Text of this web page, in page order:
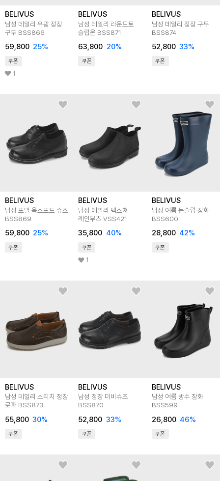
BELIVUS
남성 데일리 유광 정장
구두 BSS866
59,800 25%
쿠폰
1
BELIVUS
남성 데일리 라운드토
슬립온 BSS871
63,800 20%
쿠폰
BELIVUS
남성 데일리 정장 구두
BSS874
52,800 33%
쿠폰
BELIVUS
남성 포멀 옥스포드 슈즈
BSS869
59,800 25%
쿠폰
BELIVUS
남성 데일리 텍스쳐
레인부츠 VSS421
35,800 40%
쿠폰
1
BELIVUS
남성 여름 논슬립 장화
BSS600
28,800 42%
쿠폰
BELIVUS
남성 데일리 스티치 정장
로퍼 BSS873
55,800 30%
쿠폰
BELIVUS
남성 정장 더비슈즈
BSS870
52,800 33%
쿠폰
BELIVUS
남성 여름 방수 장화
BSS599
26,800 46%
쿠폰